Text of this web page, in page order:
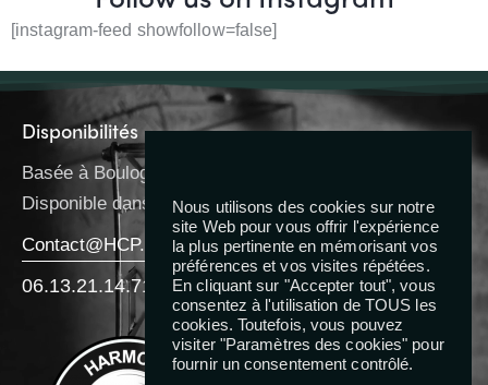
[instagram-feed showfollow=false]
Disponibilités
Basée à Boulogne-Billancourt
Disponible dans toute l’IDF
Contact@HCP.Coach
06.13.21.14.71
Reseaux
Nous utilisons des cookies sur notre
site Web pour vous offrir l'expérience
la plus pertinente en mémorisant vos
préférences et vos visites répétées.
En cliquant sur "Accepter tout", vous
consentez à l'utilisation de TOUS les
cookies. Toutefois, vous pouvez
visiter "Paramètres des cookies" pour
fournir un consentement contrôlé.